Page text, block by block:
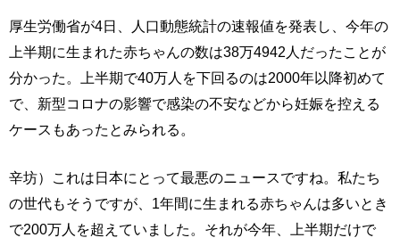
厚生労働省が4日、人口動態統計の速報値を発表し、今年の
上半期に生まれた赤ちゃんの数は38万4942人だったことが
分かった。上半期で40万人を下回るのは2000年以降初めて
で、新型コロナの影響で感染の不安などから妊娠を控える
ケースもあったとみられる。
辛坊）これは日本にとって最悪のニュースですね。私たち
の世代もそうですが、1年間に生まれる赤ちゃんは多いとき
で200万人を超えていました。それが今年、上半期だけで